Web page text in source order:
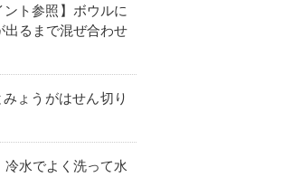
ト参照】ボウルに
出るまで混ぜ合わせ
ょうがはせん切り
水でよく洗って水